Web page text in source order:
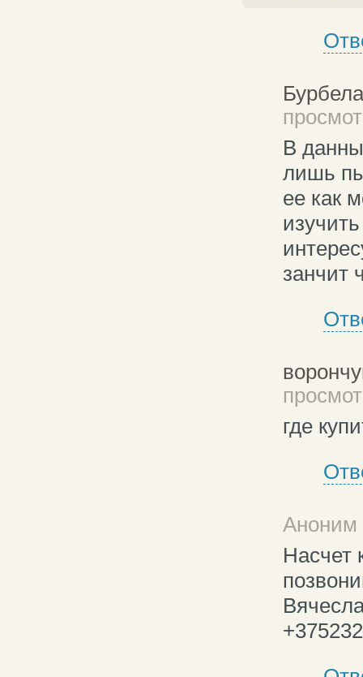
В
лишь
ее как
занчит
где
Аноним
Насчет